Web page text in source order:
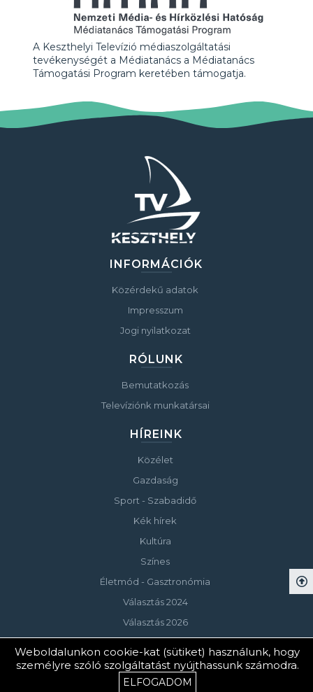
A Keszthelyi Televízió médiaszolgáltatási
tevékenységét a Médiatanács a Médiatanács
Támogatási Program keretében támogatja.
INFORMÁCIÓK
Közérdekű adatok
Impresszum
Jogi nyilatkozat
RÓLUNK
Bemutatkozás
Televíziónk munkatársai
HÍREINK
Közélet
Gazdaság
Sport - Szabadidő
Kék hírek
Kultúra
Színes
Életmód - Gasztronómia
Választás 2024
Választás 2026
© Copyright 2023 Keszthelyi Televízió
Weboldalunkon cookie-kat (sütiket) használunk, hogy
személyre szóló szolgáltatást nyújthassunk számodra.
ELFOGADOM